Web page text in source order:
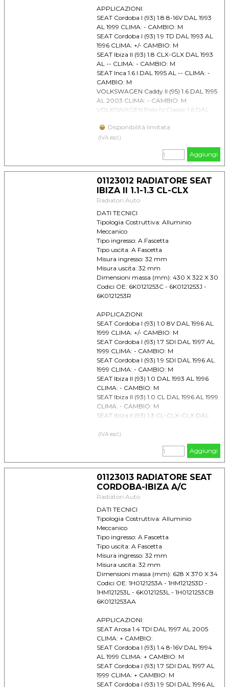
APPLICAZIONI:
SEAT Cordoba I (93) 1.8 8-16V DAL 1993
AL 1999 CLIMA: - CAMBIO: M
SEAT Cordoba I (93) 1.9 TD DAL 1993 AL
1996 CLIMA: +/- CAMBIO: M
SEAT Ibiza II (93) 1.8 CLX-GLX DAL 1993
AL -- CLIMA: - CAMBIO: M
SEAT Inca 1.6 I DAL 1995 AL -- CLIMA: -
CAMBIO: M
VOLKSWAGEN Caddy II (95) 1.6 DAL 1995
AL 2003 CLIMA: - CAMBIO: M
VOLKSWAGEN Polo IV Classic 1.6 DAL
Disponibilità limitata
(IVA escl.)
Aggiungi
01123012 RADIATORE SEAT
IBIZA II 1.1-1.3 CL-CLX
Radiatori Auto
DATI TECNICI
Tipologia Costruttiva: Alluminio
Meccanico
Tipo ingresso: A Fascetta
Tipo uscita: A Fascetta
Misura ingresso: 32 mm
Misura uscita: 32 mm
Dimensioni massa (mm): 430 X 322 X 30
Codici OE: 6K0121253C - 6K0121253J -
6K0121253R
APPLICAZIONI:
SEAT Cordoba I (93) 1.0 8V DAL 1996 AL
1999 CLIMA: +/- CAMBIO: M
SEAT Cordoba I (93) 1.7 SDI DAL 1997 AL
1999 CLIMA: - CAMBIO: M
SEAT Cordoba I (93) 1.9 SDI DAL 1996 AL
1999 CLIMA: - CAMBIO: M
SEAT Ibiza II (93) 1.0 DAL 1993 AL 1996
CLIMA: - CAMBIO: M
SEAT Ibiza II (93) 1.0 CL DAL 1996 AL 1999
CLIMA: - CAMBIO: M
SEAT Ibiza II (93) 1.3 CL-CLX-GLX DAL
SEAT Ibiza II (93) 1.9 SDI DAL 1996 AL 1999
SEAT Inca 1.9 SDI DAL 1995 AL -- CLIMA: -
CAMBIO: M
(IVA escl.)
Aggiungi
01123013 RADIATORE SEAT
CORDOBA-IBIZA A/C
Radiatori Auto
DATI TECNICI
Tipologia Costruttiva: Alluminio
Meccanico
Tipo ingresso: A Fascetta
Tipo uscita: A Fascetta
Misura ingresso: 32 mm
Misura uscita: 32 mm
Dimensioni massa (mm): 628 X 370 X 34
Codici OE: 1H0121253A - 1HM121253D -
1HM121253L - 6K0121253L - 1H0121253CB
6K0121253AA
APPLICAZIONI:
SEAT Arosa 1.4 TDI DAL 1997 AL 2005
CLIMA: + CAMBIO:
SEAT Cordoba I (93) 1.4 8-16V DAL 1994
AL 1999 CLIMA: + CAMBIO: M
SEAT Cordoba I (93) 1.7 SDI DAL 1997 AL
1999 CLIMA: + CAMBIO: M
SEAT Cordoba I (93) 1.9 SDI DAL 1996 AL